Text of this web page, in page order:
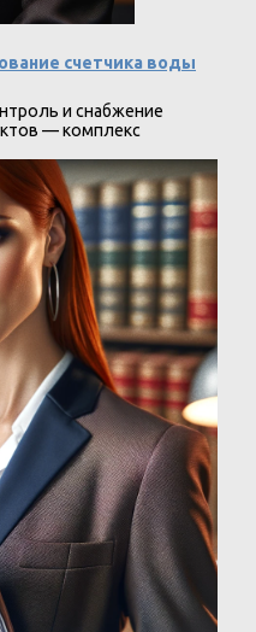
счетчика воды
и снабжение
— комплекс